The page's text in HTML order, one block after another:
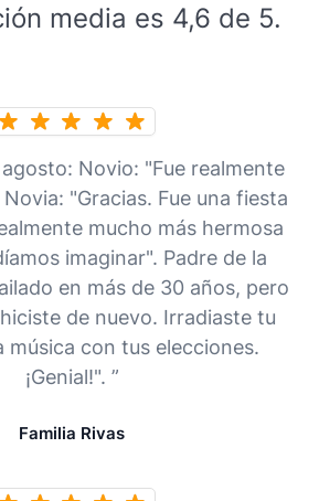
media es 4,6 de 5.
agosto: Novio: "Fue realmente
"Gracias. Fue una fiesta
mucho más hermosa
imaginar". Padre de la
en más de 30 años, pero
de nuevo. Irradiaste tu
música con tus elecciones.
¡Genial!". ”
Familia Rivas